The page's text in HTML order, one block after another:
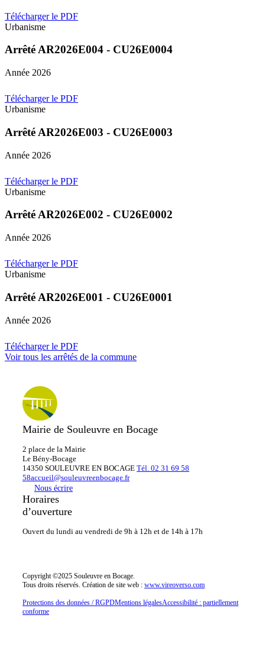
Télécharger le PDF
Urbanisme
Arrêté AR2026E004 - CU26E0004
Année 2026
Télécharger le PDF
Urbanisme
Arrêté AR2026E003 - CU26E0003
Année 2026
Télécharger le PDF
Urbanisme
Arrêté AR2026E002 - CU26E0002
Année 2026
Télécharger le PDF
Urbanisme
Arrêté AR2026E001 - CU26E0001
Année 2026
Télécharger le PDF
Voir tous les arrêtés de la commune
Mairie de Souleuvre en Bocage
2 place de la Mairie
Le Bény-Bocage
14350 SOULEUVRE EN BOCAGE Tél. 02 31 69 58
58accueil@souleuvreenbocage.fr
Nous écrire
Horaires
d’ouverture
Ouvert du lundi au vendredi de 9h à 12h et de 14h à 17h
Copyright ©2025 Souleuvre en Bocage.
Tous droits réservés. Création de site web : www.vireoverso.com
Protections des données / RGPDMentions légalesAccessibilité : partiellement
conforme